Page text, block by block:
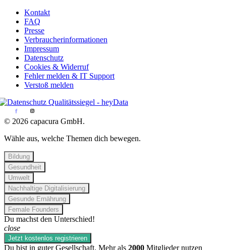
Kontakt
FAQ
Presse
Verbraucherinformationen
Impressum
Datenschutz
Cookies & Widerruf
Fehler melden & IT Support
Verstoß melden
© 2026 capacura GmbH.
Wähle aus, welche Themen dich bewegen.
Bildung
Gesundheit
Umwelt
Nachhaltige Digitalisierung
Gesunde Ernährung
Female Founders
Du machst den Unterschied!
close
Jetzt kostenlos registrieren
Du bist in guter Gesellschaft. Mehr als 2000 Mitglieder nutzen